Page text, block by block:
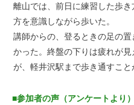
離山では、前日に練習した歩
方を意識しながら歩いた。
講師からの、登るときの足の
かった。終盤の下りは疲れが
が、軽井沢駅まで歩き通すこと
■参加者の声（アンケートより）